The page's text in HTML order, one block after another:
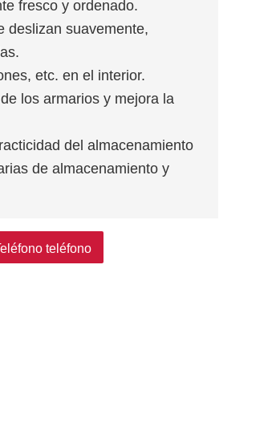
fresco y ordenado.
deslizan suavemente,
etc. en el interior.
los armarios y mejora la
del almacenamiento
de almacenamiento y
teléfono